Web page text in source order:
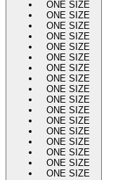
ONE SIZE
ONE SIZE
ONE SIZE
ONE SIZE
ONE SIZE
ONE SIZE
ONE SIZE
ONE SIZE
ONE SIZE
ONE SIZE
ONE SIZE
ONE SIZE
ONE SIZE
ONE SIZE
ONE SIZE
ONE SIZE
ONE SIZE